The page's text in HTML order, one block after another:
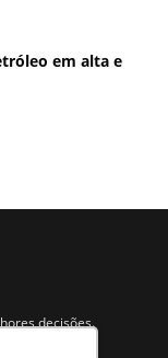
em alta e
decisões.